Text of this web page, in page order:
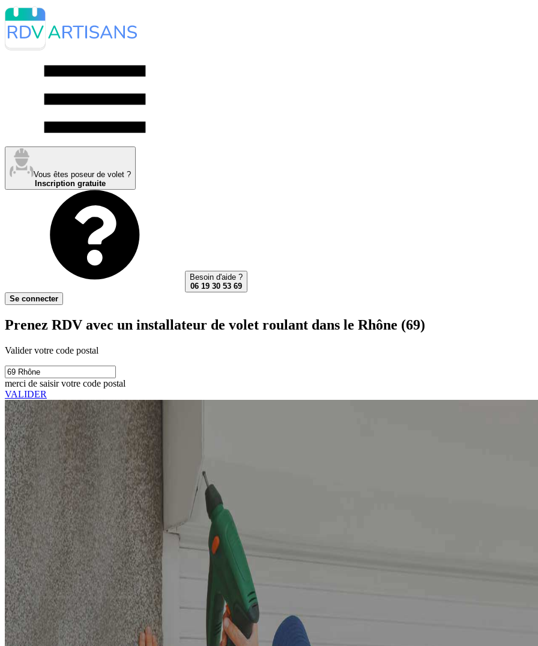
Vous êtes poseur de volet ?
Inscription gratuite
Besoin d'aide ?
06 19 30 53 69
Se connecter
Prenez RDV avec un installateur de volet roulant dans le Rhône (69)
Valider votre code postal
merci de saisir votre code postal
VALIDER